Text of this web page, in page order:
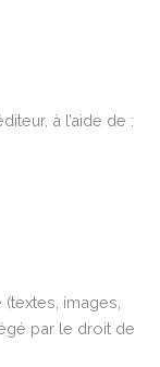
à l’aide de :
images,
par le droit de